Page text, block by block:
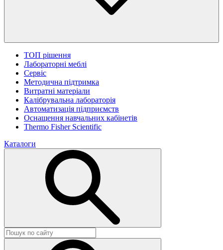
ТОП рішення
Лабораторні меблі
Сервіс
Методична підтримка
Витратні матеріали
Калібрувальна лабораторія
Автоматизація підприємств
Оснащення навчальних кабінетів
Thermo Fisher Scientific
Каталоги